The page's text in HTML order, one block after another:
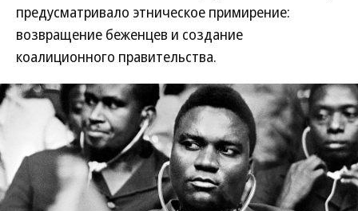
предусматривало этническое примирение:
возвращение беженцев и создание
коалиционного правительства.